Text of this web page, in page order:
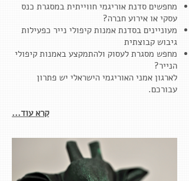
מחפשים סדנת אוריגמי חווייתית במסגרת כנס
עסקי או אירוע חברה?
מעוניינים בסדנת אמנות קיפולי נייר כפעילות
גיבוש קבוצתית
מחפש מסגרת לעסוק ולהתמקצע באמנות קיפולי
הנייר?
לארגון אמני האוריגמי הישראלי יש פתרון
עבורכם.
קרא עוד...